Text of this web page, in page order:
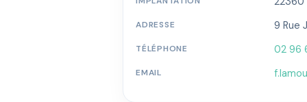
ADRESSE 9 Rue
TÉLÉPHONE 02 96
EMAIL